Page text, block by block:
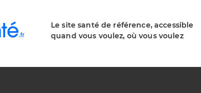
Le site santé de référence, accessible
quand vous voulez, où vous voulez